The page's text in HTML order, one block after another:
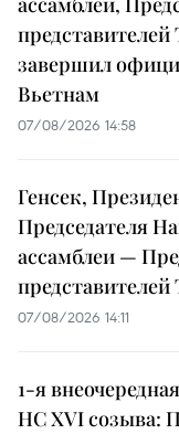
представителей
завершил
Вьетнам
07/08/2026 14:58
Генсек,
Председателя
ассамблеи —
представителей
07/08/2026 14:11
1-я
НС XVI созыва: